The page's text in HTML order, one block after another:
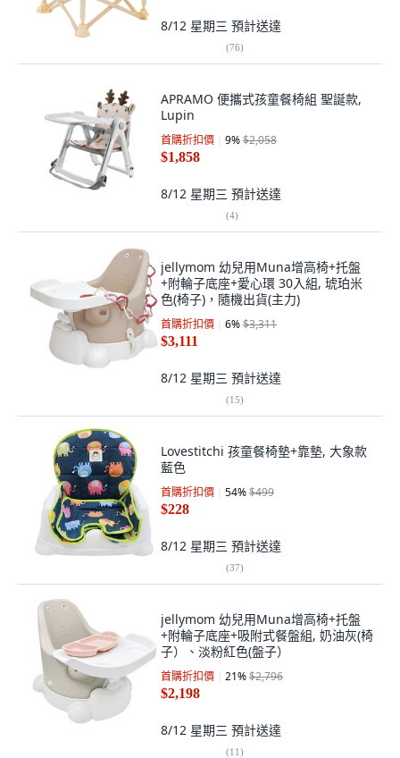
8/12 星期三 預計送達
(76)
APRAMO 便攜式孩童餐椅組 聖誕款,
Lupin
首購折扣價 9%$2,058
$1,858
8/12 星期三 預計送達
(4)
jellymom 幼兒用Muna增高椅+托盤
+附輪子底座+愛心環 30入組, 琥珀米
色(椅子)，隨機出貨(主力)
首購折扣價 6%$3,311
$3,111
8/12 星期三 預計送達
(15)
Lovestitchi 孩童餐椅墊+靠墊, 大象款
藍色
首購折扣價 54%$499
$228
8/12 星期三 預計送達
(37)
jellymom 幼兒用Muna增高椅+托盤
+附輪子底座+吸附式餐盤組, 奶油灰(椅
子）、淡粉紅色(盤子）
首購折扣價 21%$2,796
$2,198
8/12 星期三 預計送達
(11)